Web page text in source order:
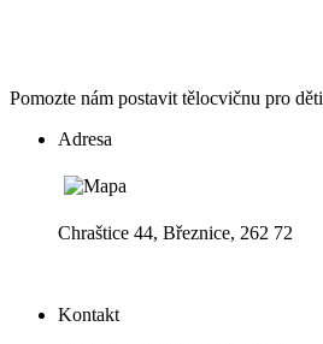
Pomozte nám postavit tělocvičnu pro děti
Adresa
Chraštice 44, Březnice, 262 72
Kontakt